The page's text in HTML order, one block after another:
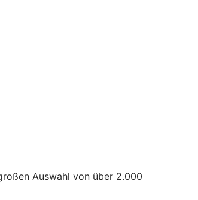
Auswahl von über 2.000